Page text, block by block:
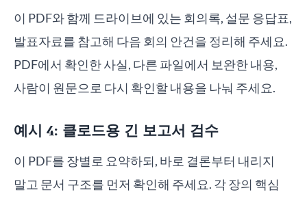
이 PDF와 함께 드라이브에 있는 회의록, 설문 응답표,
발표자료를 참고해 다음 회의 안건을 정리해 주세요.
PDF에서 확인한 사실, 다른 파일에서 보완한 내용,
사람이 원문으로 다시 확인할 내용을 나눠 주세요.
예시 4: 클로드용 긴 보고서 검수
이 PDF를 장별로 요약하되, 바로 결론부터 내리지
말고 문서 구조를 먼저 확인해 주세요. 각 장의 핵심